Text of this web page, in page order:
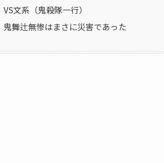
文系（鬼殺隊一行）
鬼舞辻無惨はまさに災害であった